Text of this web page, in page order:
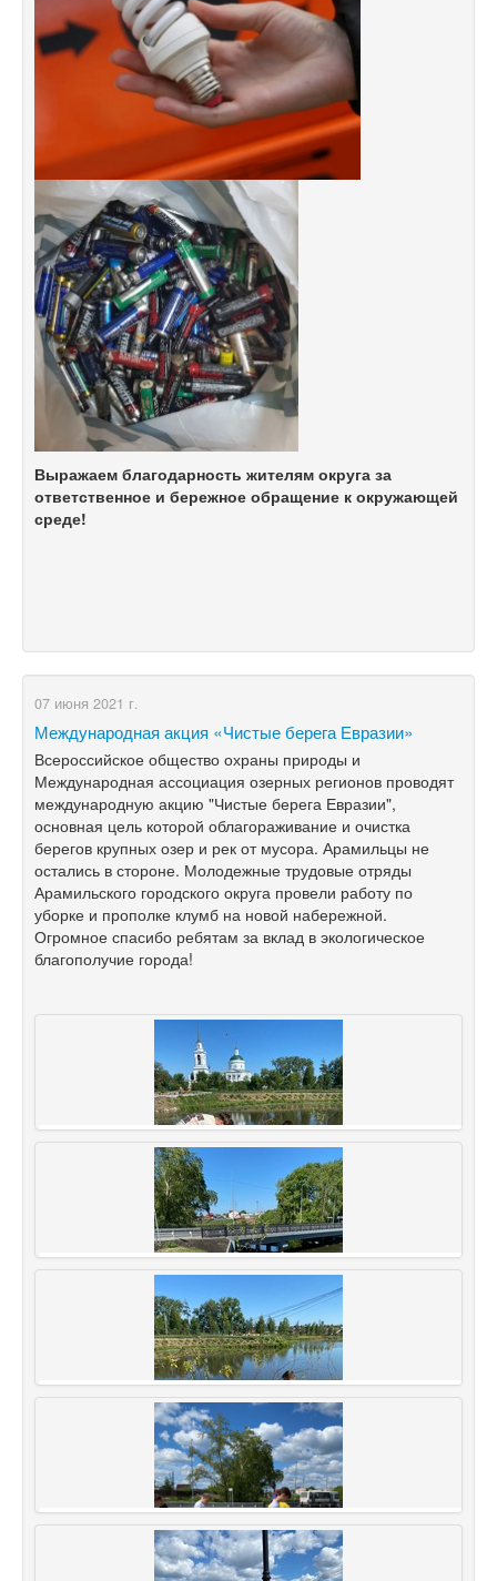
Выражаем благодарность жителям округа за
ответственное и бережное обращение к окружающей
среде!
07 июня 2021 г.
Международная акция «Чистые берега Евразии»
Всероссийское общество охраны природы и
Международная ассоциация озерных регионов проводят
международную акцию "Чистые берега Евразии",
основная цель которой облагораживание и очистка
берегов крупных озер и рек от мусора. Арамильцы не
остались в стороне. Молодежные трудовые отряды
Арамильского городского округа провели работу по
уборке и прополке клумб на новой набережной.
Огромное спасибо ребятам за вклад в экологическое
благополучие города!